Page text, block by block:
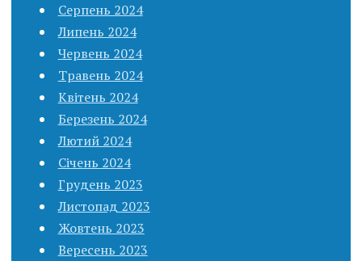
Серпень 2024
Липень 2024
Червень 2024
Травень 2024
Квітень 2024
Березень 2024
Лютий 2024
Січень 2024
Грудень 2023
Листопад 2023
Жовтень 2023
Вересень 2023